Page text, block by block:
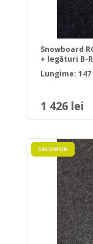
Snowboard
+ legături B-
Lungime: 147
1 426 lei
SALOMON